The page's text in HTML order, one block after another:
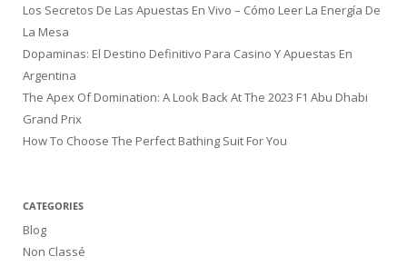
Los Secretos De Las Apuestas En Vivo – Cómo Leer La Energía De
La Mesa
Dopaminas: El Destino Definitivo Para Casino Y Apuestas En
Argentina
The Apex Of Domination: A Look Back At The 2023 F1 Abu Dhabi
Grand Prix
How To Choose The Perfect Bathing Suit For You
CATEGORIES
Blog
Non Classé